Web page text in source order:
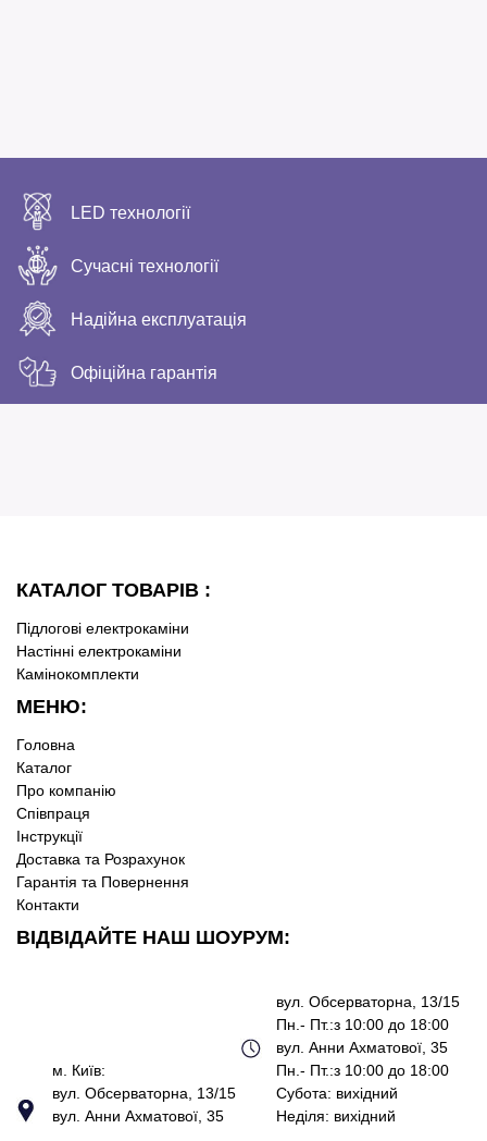
LED технології
Сучасні технології
Надійна експлуатація
Офіційна гарантія
КАТАЛОГ ТОВАРІВ :
Підлогові електрокаміни
Настінні електрокаміни
Камінокомплекти
МЕНЮ:
Головна
Каталог
Про компанію
Співпраця
Інструкції
Доставка та Розрахунок
Гарантія та Повернення
Контакти
ВІДВІДАЙТЕ НАШ ШОУРУМ:
м. Київ:
вул. Обсерваторна, 13/15
вул. Анни Ахматової, 35
вул. Обсерваторна, 13/15
Пн.- Пт.:з 10:00 до 18:00
вул. Анни Ахматової, 35
Пн.- Пт.:з 10:00 до 18:00
Субота: вихідний
Неділя: вихідний